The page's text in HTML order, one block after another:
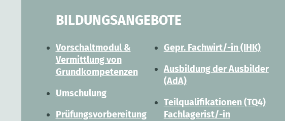
BILDUNGSANGEBOTE
Vorschaltmodul &
Vermittlung von
Grundkompetenzen
Umschulung
Prüfungsvorbereitung
Gepr. Fachwirt/-in (IHK)
Ausbildung der Ausbilder
(AdA)
Teilqualifikationen (TQ4)
Fachlagerist/-in